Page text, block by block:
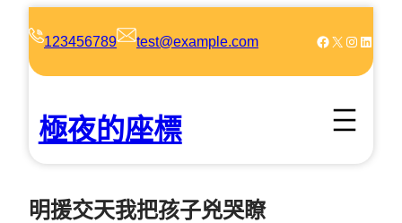
123456789 test@example.com Facebook X Instagram LinkedIn
極夜的座標
明援交天我把孩子兇哭瞭